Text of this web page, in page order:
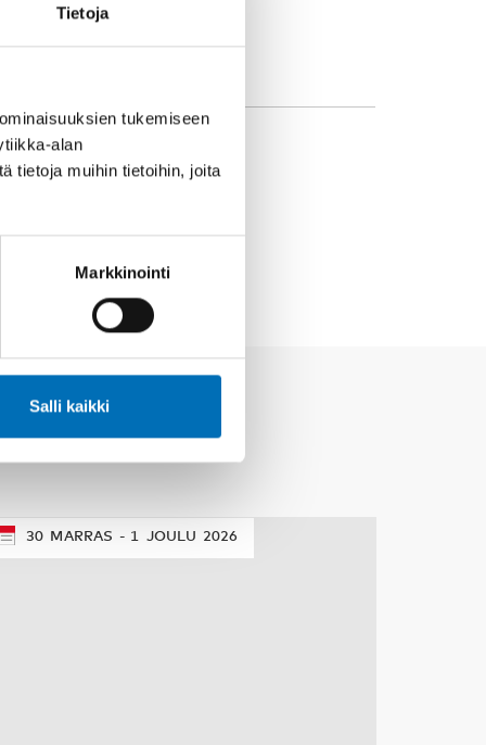
Tietoja
tukemiseen
alan
tietoja muihin tietoihin, joita
Markkinointi
Salli kaikki
30 MARRAS 1 JOULU 2026